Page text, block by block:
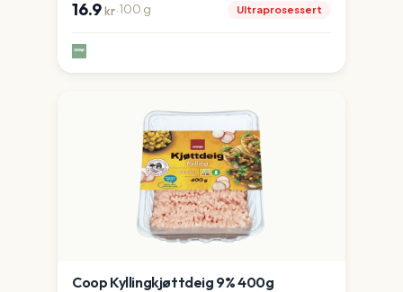
16.9kr·100 g Ultraprosessert
Coop Kyllingkjøttdeig 9% 400g